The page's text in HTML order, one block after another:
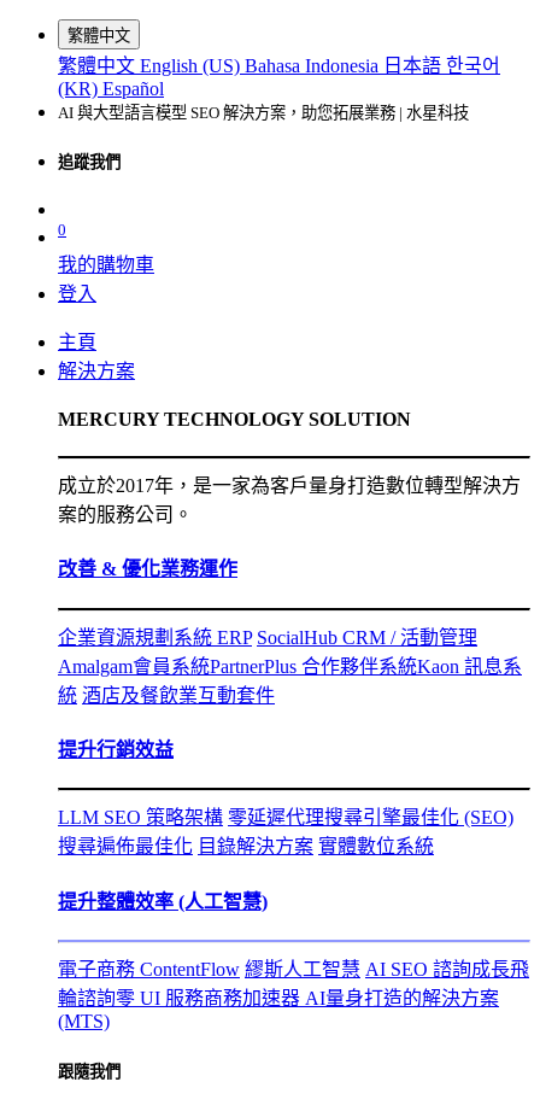
繁體中文
繁體中文 English (US) Bahasa Indonesia 日本語 한국어
(KR) Español
AI 與大型語言模型 SEO 解決方案，助您拓展業務 | 水星科技
追蹤我們
0
我的購物車
登入
主頁
解決方案
MERCURY TECHNOLOGY SOLUTION
成立於2017年，是一家為客戶量身打造數位轉型解決方
案的服務公司。
改善 & 優化業務運作
企業資源規劃系統 ERP SocialHub CRM / 活動管理
Amalgam會員系統PartnerPlus 合作夥伴系統Kaon 訊息系
統 酒店及餐飲業互動套件
提升行銷效益
LLM SEO 策略架構 零延遲代理搜尋引擎最佳化 (SEO)
搜尋遍佈最佳化 目錄解決方案 實體數位系統
提升整體效率 (人工智慧)
電子商務 ContentFlow 繆斯人工智慧 AI SEO 諮詢成長飛
輪諮詢零 UI 服務商務加速器 AI量身打造的解決方案
(MTS)
跟隨我們